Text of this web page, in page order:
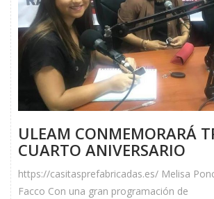
ULEAM CONMEMORARÁ
CUARTO ANIVERSARIO
https://casitasprefabricadas.es/ Melisa
Facco Con una gran programación de